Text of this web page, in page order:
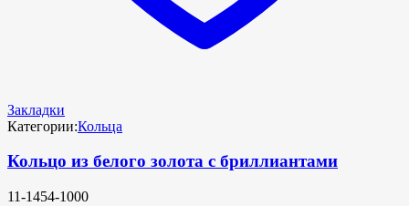
Закладки
Категории:Кольца
Кольцо из белого золота с бриллиантами
11-1454-1000